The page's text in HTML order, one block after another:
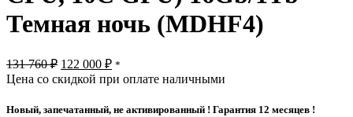
Темная ночь (MDHF4)
131 760₽ Первоначальная
цена
составляла
122 000 ₽Текущая
цена:
000 ₽.
*
Цена со скидкой при оплате наличными
Новый, запечатанный, не активированный ! Гарантия 12 месяцев !